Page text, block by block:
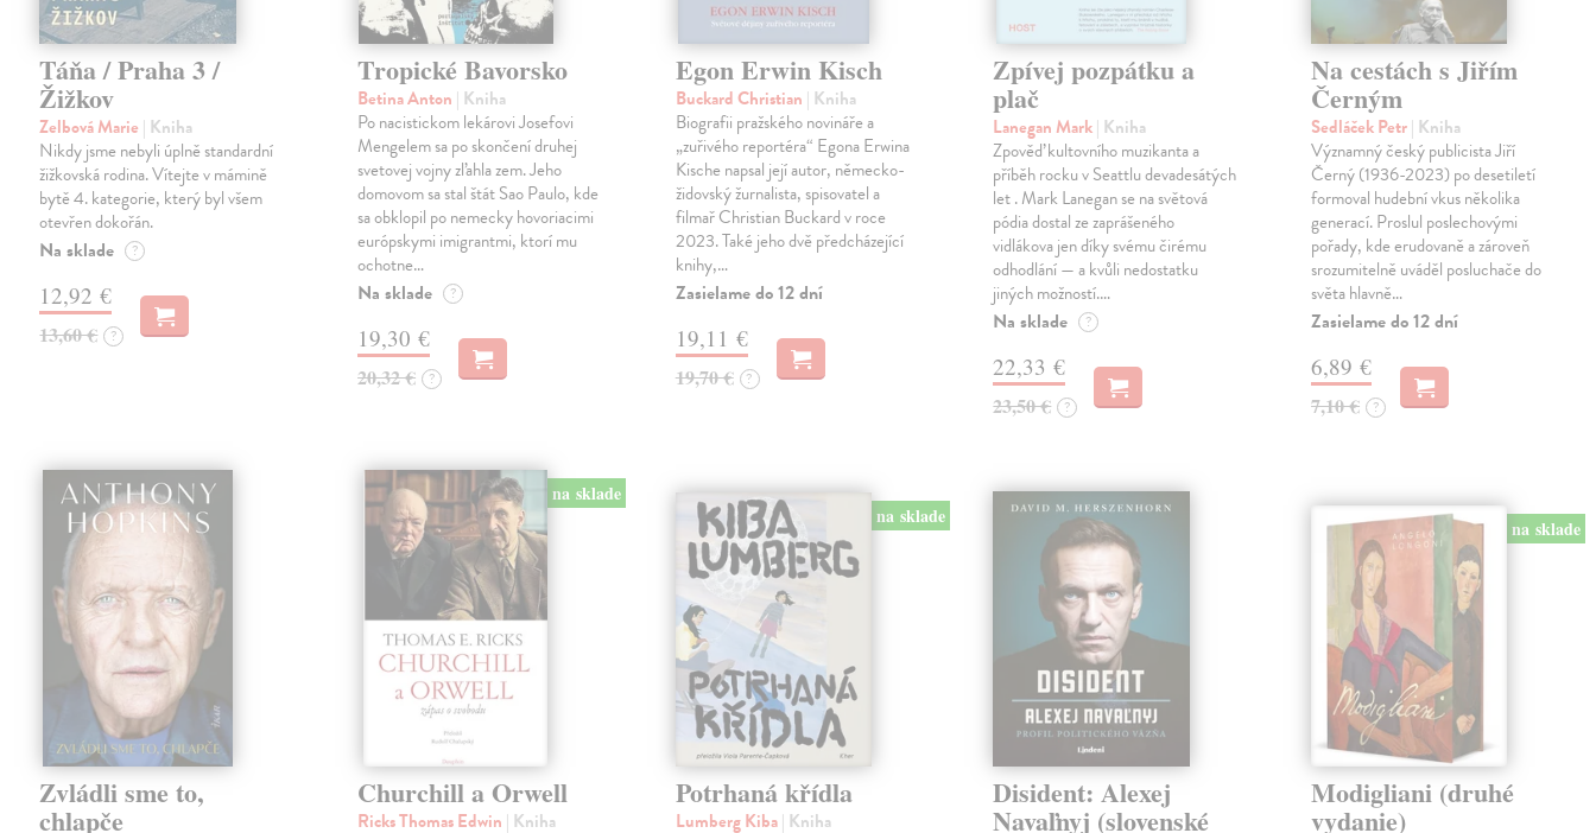
Táňa / Praha 3 /
Žižkov
Zelbová Marie | Kniha
Nikdy jsme nebyli úplně standardní
žižkovská rodina. Vítejte v mámině
bytě 4. kategorie, který byl všem
otevřen dokořán.
Na sklade ?
12,92 €
13,60 € ?
Tropické Bavorsko
Betina Anton | Kniha
Po nacistickom lekárovi Josefovi
Mengelem sa po skončení druhej
svetovej vojny zľahla zem. Jeho
domovom sa stal štát Sao Paulo, kde
sa obklopil po nemecky hovoriacimi
európskymi imigrantmi, ktorí mu
ochotne…
Na sklade ?
19,30 €
20,32 € ?
Egon Erwin Kisch
Buckard Christian | Kniha
Biografii pražského novináře a
„zuřivého reportéra“ Egona Erwina
Kische napsal její autor, německo-
židovský žurnalista, spisovatel a
filmař Christian Buckard v roce
2023. Také jeho dvě předcházející
knihy,…
Zasielame do 12 dní
19,11 €
19,70 € ?
Zpívej pozpátku a
plač
Lanegan Mark| Kniha
Zpověď kultovního muzikanta a
příběh rocku v Seattlu devadesátých
let . Mark Lanegan se na světová
pódia dostal ze zaprášeného
vidlákova jen díky svému čirému
odhodlání — a kvůli nedostatku
jiných možností.…
Na sklade ?
22,33 €
23,50 € ?
Na cestách s Jiřím
Černým
Sedláček Petr| Kniha
Významný český publicista Jiří
Černý (1936-2023) po desetiletí
formoval hudební vkus několika
generací. Proslul poslechovými
pořady, kde erudovaně a zároveň
srozumitelně uváděl posluchače do
světa hlavně…
Zasielame do 12 dní
6,89 €
7,10 € ?
Zvládli sme to,
chlapče
na sklade
Churchill a Orwell
Ricks Thomas Edwin | Kniha
na sklade
Potrhaná křídla
Lumberg Kiba| Kniha
Disident: Alexej
Navaľnyj (slovenské
na sklade
Modigliani (druhé
vydanie)